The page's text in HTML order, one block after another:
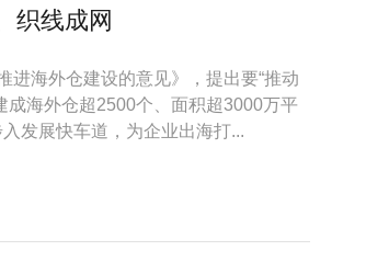
织线成网
进海外仓建设的意见》，提出要“推动
成海外仓超2500个、面积超3000万平
发展快车道，为企业出海打...